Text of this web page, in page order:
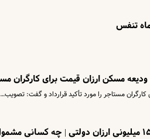
مستاجر را مورد تأکید قرارداد و گفت: تصویب…